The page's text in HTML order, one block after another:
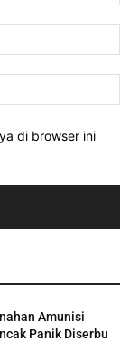
di browser ini
Amunisi
Panik Diserbu